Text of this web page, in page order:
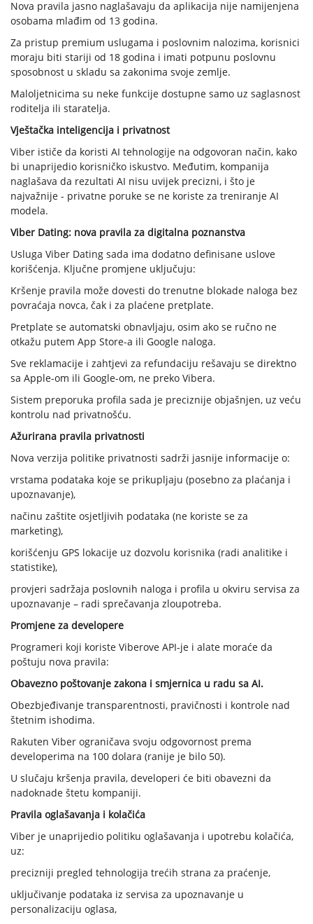
Nova pravila jasno naglašavaju da aplikacija nije namijenjena
osobama mlađim od 13 godina.
Za pristup premium uslugama i poslovnim nalozima, korisnici
moraju biti stariji od 18 godina i imati potpunu poslovnu
sposobnost u skladu sa zakonima svoje zemlje.
Maloljetnicima su neke funkcije dostupne samo uz saglasnost
roditelja ili staratelja.
Vještačka inteligencija i privatnost
Viber ističe da koristi AI tehnologije na odgovoran način, kako
bi unaprijedio korisničko iskustvo. Međutim, kompanija
naglašava da rezultati AI nisu uvijek precizni, i što je
najvažnije - privatne poruke se ne koriste za treniranje AI
modela.
Viber Dating: nova pravila za digitalna poznanstva
Usluga Viber Dating sada ima dodatno definisane uslove
korišćenja. Ključne promjene uključuju:
Kršenje pravila može dovesti do trenutne blokade naloga bez
povraćaja novca, čak i za plaćene pretplate.
Pretplate se automatski obnavljaju, osim ako se ručno ne
otkažu putem App Store-a ili Google naloga.
Sve reklamacije i zahtjevi za refundaciju rešavaju se direktno
sa Apple-om ili Google-om, ne preko Vibera.
Sistem preporuka profila sada je preciznije objašnjen, uz veću
kontrolu nad privatnošću.
Ažurirana pravila privatnosti
Nova verzija politike privatnosti sadrži jasnije informacije o:
vrstama podataka koje se prikupljaju (posebno za plaćanja i
upoznavanje),
načinu zaštite osjetljivih podataka (ne koriste se za
marketing),
korišćenju GPS lokacije uz dozvolu korisnika (radi analitike i
statistike),
provjeri sadržaja poslovnih naloga i profila u okviru servisa za
upoznavanje – radi sprečavanja zloupotreba.
Promjene za developere
Programeri koji koriste Viberove API-je i alate moraće da
poštuju nova pravila:
Obavezno poštovanje zakona i smjernica u radu sa AI.
Obezbjeđivanje transparentnosti, pravičnosti i kontrole nad
štetnim ishodima.
Rakuten Viber ograničava svoju odgovornost prema
developerima na 100 dolara (ranije je bilo 50).
U slučaju kršenja pravila, developeri će biti obavezni da
nadoknade štetu kompaniji.
Pravila oglašavanja i kolačića
Viber je unaprijedio politiku oglašavanja i upotrebu kolačića,
uz:
precizniji pregled tehnologija trećih strana za praćenje,
uključivanje podataka iz servisa za upoznavanje u
personalizaciju oglasa,